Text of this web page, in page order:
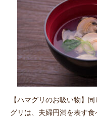
【ハマグリのお吸い物】
グリは、夫婦円満を表す